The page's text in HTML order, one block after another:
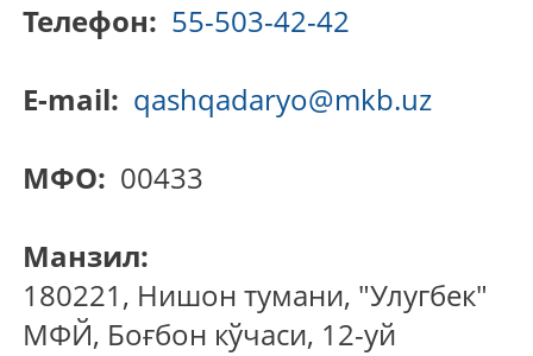
Телефон: 55-503-42-42
E-mail: qashqadaryo@mkb.uz
МФО: 00433
Манзил:
180221, Нишон тумани, "Улугбек"
МФЙ, Боғбон кўчаси, 12-уй